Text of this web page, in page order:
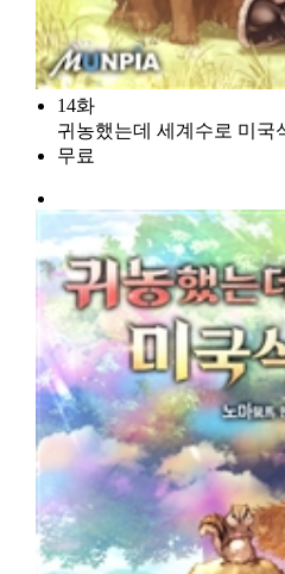
14화
귀농했는데 세계수로 미국
무료